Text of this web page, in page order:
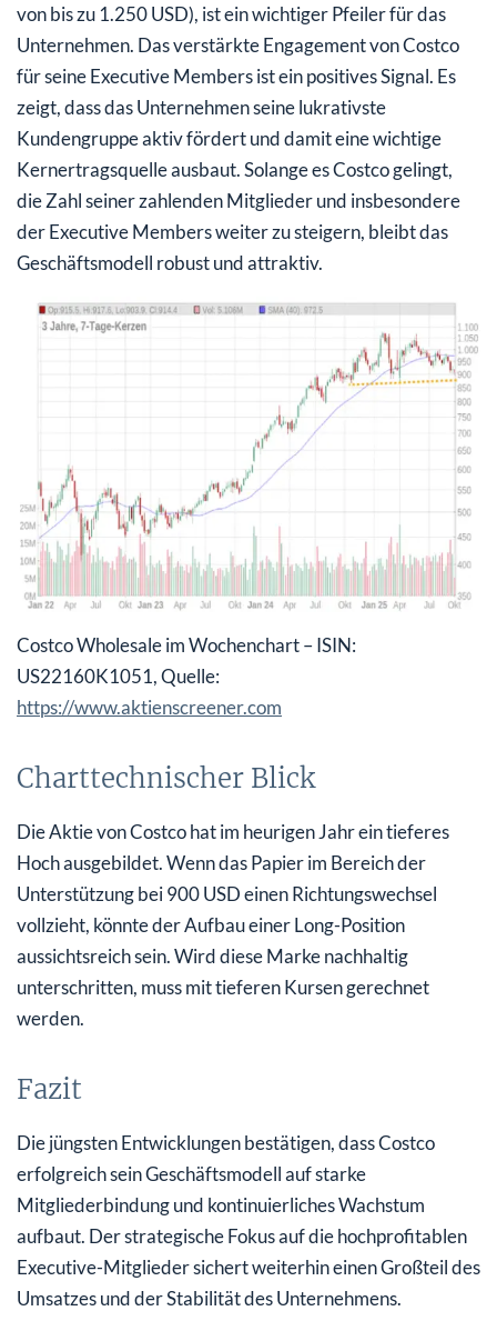
von bis zu 1.250 USD), ist ein wichtiger Pfeiler für das
Unternehmen. Das verstärkte Engagement von Costco
für seine Executive Members ist ein positives Signal. Es
zeigt, dass das Unternehmen seine lukrativste
Kundengruppe aktiv fördert und damit eine wichtige
Kernertragsquelle ausbaut. Solange es Costco gelingt,
die Zahl seiner zahlenden Mitglieder und insbesondere
der Executive Members weiter zu steigern, bleibt das
Geschäftsmodell robust und attraktiv.
Costco Wholesale im Wochenchart – ISIN:
US22160K1051, Quelle:
https://www.aktienscreener.com
Charttechnischer Blick
Die Aktie von Costco hat im heurigen Jahr ein tieferes
Hoch ausgebildet. Wenn das Papier im Bereich der
Unterstützung bei 900 USD einen Richtungswechsel
vollzieht, könnte der Aufbau einer Long-Position
aussichtsreich sein. Wird diese Marke nachhaltig
unterschritten, muss mit tieferen Kursen gerechnet
werden.
Fazit
Die jüngsten Entwicklungen bestätigen, dass Costco
erfolgreich sein Geschäftsmodell auf starke
Mitgliederbindung und kontinuierliches Wachstum
aufbaut. Der strategische Fokus auf die hochprofitablen
Executive-Mitglieder sichert weiterhin einen Großteil des
Umsatzes und der Stabilität des Unternehmens.